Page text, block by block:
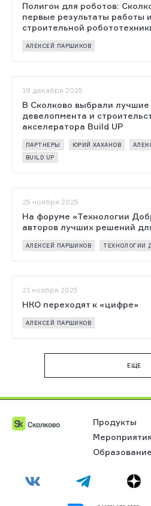
Полигон для роботов:
первые результаты работы
строительной
АЛЕКСЕЙ ПАРШИКОВ
19 декабря 2025
В Сколково выбрали
девелопмента и
акселератора Build UP
ПАРТНЕРЫ ЮРИЙ ХАХАНОВ
BUILD UP
25 ноября 2025
На форуме «Технологии
авторов лучших решений
АЛЕКСЕЙ ПАРШИКОВ ТЕХНОЛОГИИ
21 ноября 2025
НКО переходят к «цифре»
АЛЕКСЕЙ ПАРШИКОВ
EЩЕ
Продукты
Мероприятия
Образование